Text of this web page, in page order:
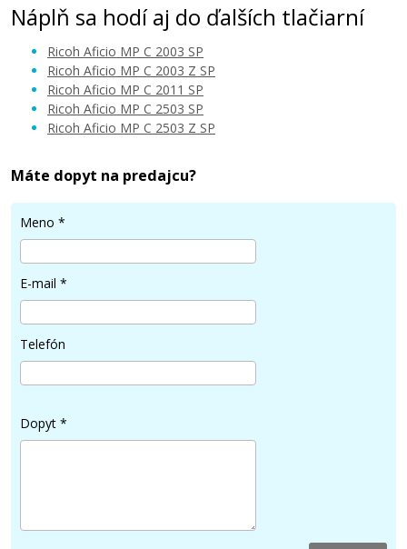
57,90 €
Pridať do košíka
Ricoh 841928 (Azúrový)
Kompatibilný toner
Náplň sa hodí aj do ďalších tlačiarní
Ricoh Aficio MP C 2003 SP
Ricoh Aficio MP C 2003 Z SP
Ricoh Aficio MP C 2011 SP
Ricoh Aficio MP C 2503 SP
Ricoh Aficio MP C 2503 Z SP
Máte dopyt na predajcu?
Meno *
E-mail *
Telefón
Dopyt *